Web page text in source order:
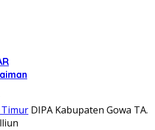
DIPA Kabupaten Gowa TA.